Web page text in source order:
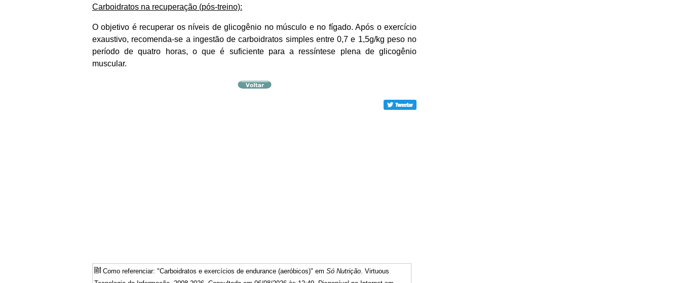
Carboidratos na recuperação (pós-treino):
O objetivo é recuperar os níveis de glicogênio no músculo e no fígado. Após o exercício
exaustivo, recomenda-se a ingestão de carboidratos simples entre 0,7 e 1,5g/kg peso no
período de quatro horas, o que é suficiente para a ressíntese plena de glicogênio
muscular.
Como referenciar: "Carboidratos e exercícios de endurance (aeróbicos)" em Só Nutrição. Virtuous